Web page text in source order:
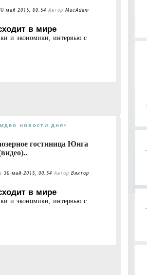
май-2015, 00:54 Автор MacAdam
в мире
и экономики, интервью с
новости дня»
гостиница Юнга
30-май-2015, 00:54 Автор Виктор
в мире
и экономики, интервью с